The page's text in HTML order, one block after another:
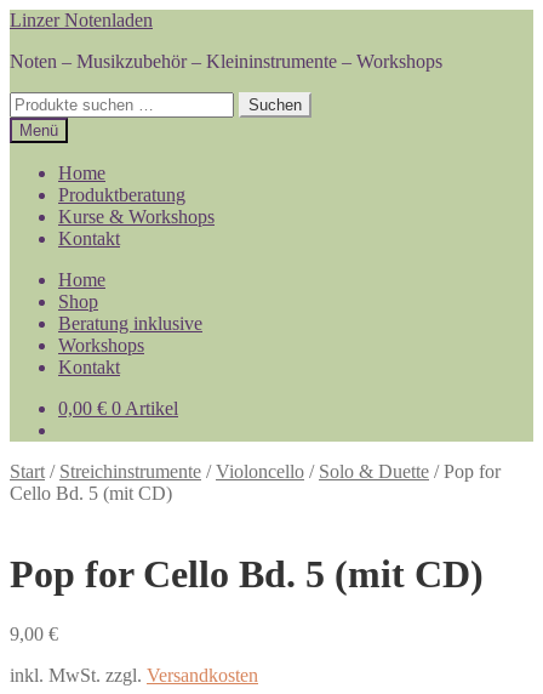
Zur
springen
Zum
springen
Linzer Notenladen
Noten – Musikzubehör – Kleininstrumente – Workshops
Suchen
nach:
Suchen
Menü
Home
Produktberatung
Kurse & Workshops
Kontakt
Home
Shop
Beratung inklusive
Workshops
Kontakt
0,00 € 0 Artikel
Start / Streichinstrumente /Violoncello / Solo & Duette /Pop for
Cello Bd. 5 (mit CD)
Pop for Cello Bd. 5 (mit CD)
9,00 €
inkl. MwSt. zzgl. Versandkosten